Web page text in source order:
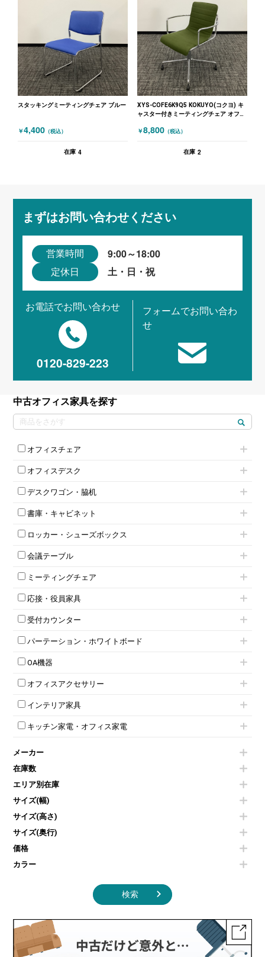
スタッキングミーティングチェア ブルー
￥4,400 （税込）
在庫 4
XYS-COFE6K9Q5 KOKUYO(コクヨ) キ
ャスター付きミーティングチェア オフセ
￥8,800 （税込）
在庫 2
まずはお問い合わせください
営業時間 9:00～18:00
定休日 土・日・祝
お電話でお問い合わせ
0120-829-223
フォームでお問い合わ
せ
中古オフィス家具を探す
オフィスチェア
肘無しチェア
役員チェア
オフィスチェアその他
オフィスデスク
フリーアドレスデスク（ベンチデスク）
昇降デスク
両袖机
デスクワゴン・脇机
インワゴン2段
インワゴン3段
脇机
書庫・キャビネット
ハイキャビネット
ローキャビネット
両開きキャビネット
上下連結キャビネット
軽量ラック（スチールラック）
収納家具その他
両開書庫
ラテラル書庫
ロッカー・シューズボックス
1人用ロッカー
2人用ロッカー
3人用ロッカー
5人用ロッカー
8人用ロッカー
多人数ロッカー
ダイヤル錠ロッカー
ダイヤル錠ロッカー
ワードローブ・クローゼット
会議テーブル
スタッキングテーブル
ネスティングテーブル
カウンターテーブル
T字脚テーブル
会議テーブルW1200～
会議テーブルW1800～
平行スタックテーブル
会議テーブルその他
ミーティングチェア
キャスター付きミーティングチェア
スタッキングミーティングチェア
テーブル付きミーティングチェア
折りたたみミーティングチェア
ハイチェア
ミーティングチェアその他
応接・役員家具
応接セット
応接ソファ
応接チェア
応接・役員家具その他
受付カウンター
ローカウンター
ラウンジカウンター
パーテーション・ホワイトボード
パーテーション
自立タイプパーテーション
パーテーションその他
壁掛けホワイトボード
ホワイトボードその他
OA機器
電話機（ビジネスフォン）
シュレッダー
スクリーン
その他OA機器
オフィスアクセサリー
チェア用台車
演台・講演台・演説台
防音パネル
コートハンガー・ポールハンガー
傘立て
食器棚・キッチンキャビネット
カタログスタンド
オフィスアクセサリーその他
インテリア家具
モールドチェア
ダイニングチェア
カウンターテーブル
センターテーブル・サイドテーブル
ベンチ・スツール
ソファ
シェルフ
ダストボックス（ゴミ箱）
インテリア家具その他
キッチン家電・オフィス家電
冷蔵庫・洗濯機
空気清浄機・加湿器
液晶テレビ・モニター類
エアコン
掃除機
季節家電
メーカー
在庫数
エリア別在庫
サイズ(幅)
サイズ(高さ)
サイズ(奥行)
価格
カラー
検索